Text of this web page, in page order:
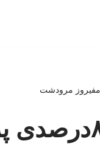
پیشرفت